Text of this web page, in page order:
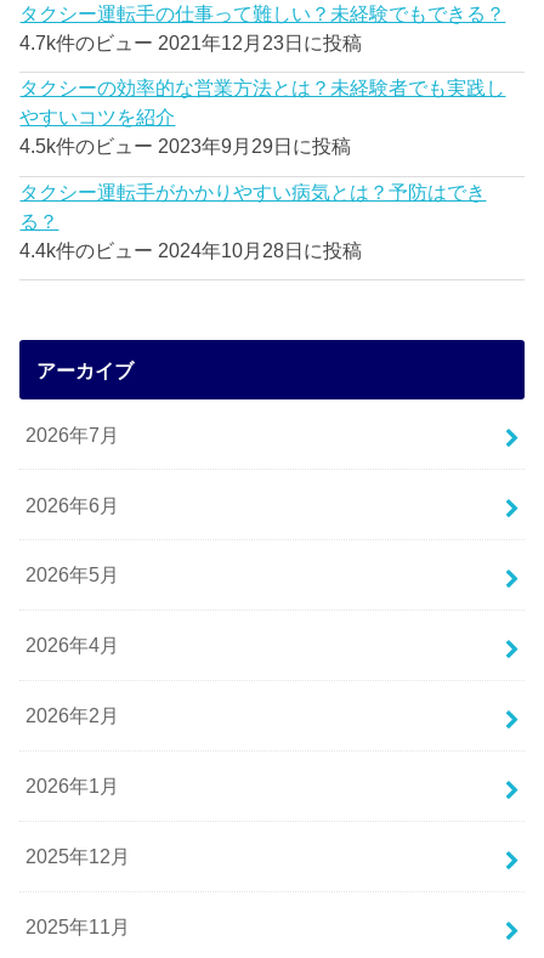
タクシー運転手の仕事って難しい？未経験でもできる？
4.7k件のビュー 2021年12月23日に投稿
タクシーの効率的な営業方法とは？未経験者でも実践し
やすいコツを紹介
4.5k件のビュー 2023年9月29日に投稿
タクシー運転手がかかりやすい病気とは？予防はでき
る？
4.4k件のビュー 2024年10月28日に投稿
アーカイブ
2026年7月
2026年6月
2026年5月
2026年4月
2026年2月
2026年1月
2025年12月
2025年11月